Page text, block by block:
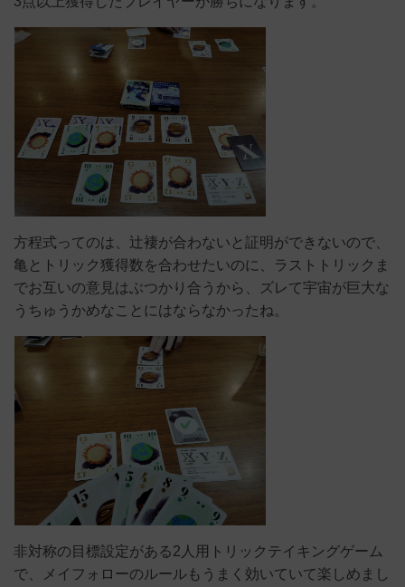
方程式ってのは、辻褄が合わないと証明ができないので、
亀とトリック獲得数を合わせたいのに、ラストトリックま
でお互いの意見はぶつかり合うから、ズレて宇宙が巨大な
うちゅうかめなことにはならなかったね。
非対称の目標設定がある2人用トリックテイキングゲーム
で、メイフォローのルールもうまく効いていて楽しめまし